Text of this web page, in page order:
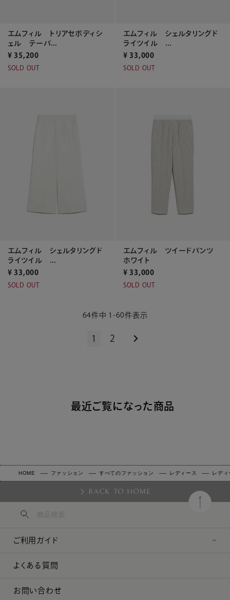
エムフィル トリアセボディシ
ェル テーパ...
¥ 35,200
SOLD OUT
エムフィル シェルタリングド
ライツイル ...
¥ 33,000
SOLD OUT
エムフィル シェルタリングド
ライツイル ...
¥ 33,000
SOLD OUT
エムフィル ツイードパンツ
ホワイト
¥ 33,000
SOLD OUT
64件中 1 -60件表示
1 2
最近ご覧になった商品
HOME ファッション すべてのファッション レディース レディ
BACK TO HOME
ご利用ガイド
よくある質問
お問い合わせ